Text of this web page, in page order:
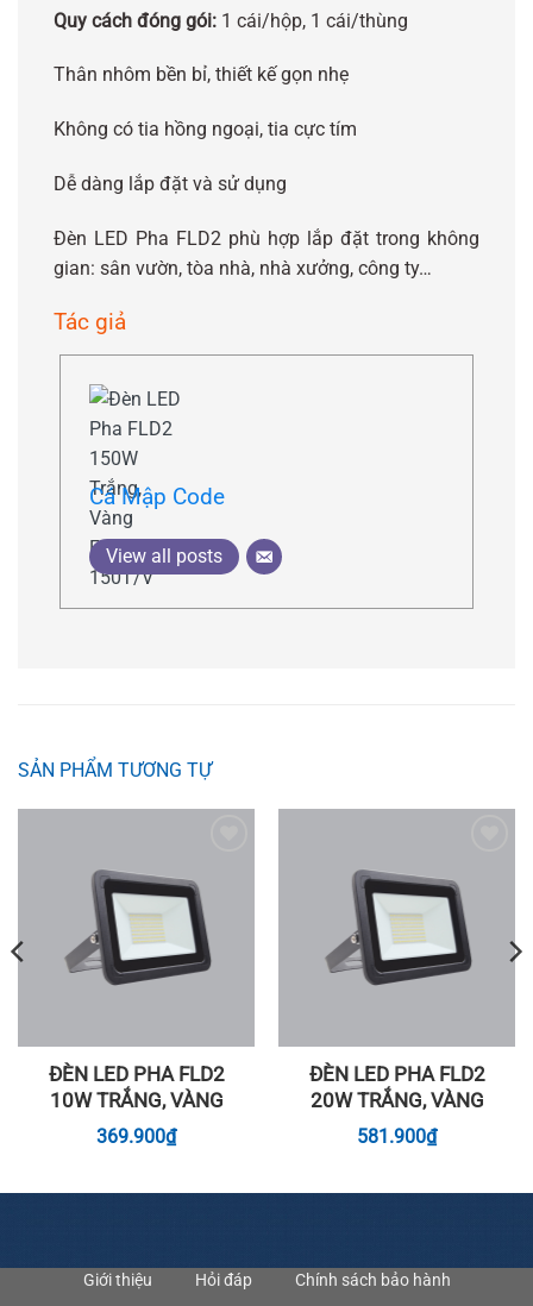
Quy cách đóng gói: 1 cái/hộp, 1 cái/thùng
Thân nhôm bền bỉ, thiết kế gọn nhẹ
Không có tia hồng ngoại, tia cực tím
Dễ dàng lắp đặt và sử dụng
Đèn LED Pha FLD2 phù hợp lắp đặt trong không
gian: sân vườn, tòa nhà, nhà xưởng, công ty…
Tác giả
Cá Mập Code
View all posts
SẢN PHẨM TƯƠNG TỰ
wishlist
ĐÈN LED PHA FLD2
10W TRẮNG, VÀNG
369.900₫
wishlist
ĐÈN LED PHA FLD2
20W TRẮNG, VÀNG
581.900₫
Giới thiệu Hỏi đáp Chính sách bảo hành